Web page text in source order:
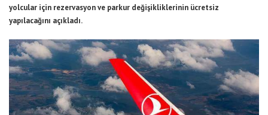
yolcular için rezervasyon ve parkur değişikliklerinin ücretsiz
yapılacağını açıkladı.